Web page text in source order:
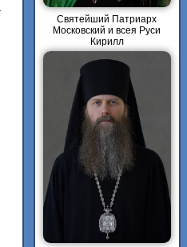
Святейший Патриарх
Московский и всея Руси
Кирилл